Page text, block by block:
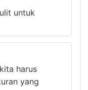
untuk
harus
yang